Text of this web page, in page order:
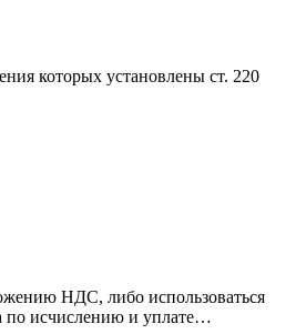
которых установлены ст. 220
НДС, либо использоваться
по исчислению и уплате…